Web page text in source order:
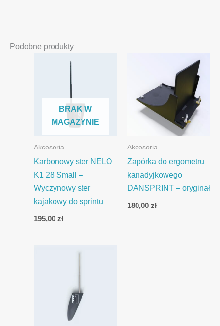
Podobne produkty
BRAK W
MAGAZYNIE
Akcesoria
Karbonowy ster NELO
K1 28 Small –
Wyczynowy ster
kajakowy do sprintu
195,00zł
Akcesoria
Zapórka do ergometru
kanadyjkowego
DANSPRINT – oryginał
180,00 zł